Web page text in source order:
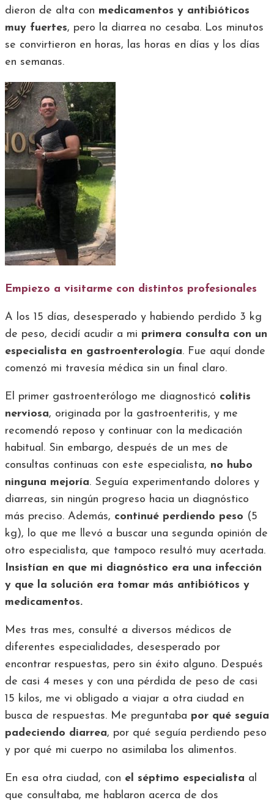
dieron de alta con medicamentos y antibióticos
muy fuertes, pero la diarrea no cesaba. Los minutos
se convirtieron en horas, las horas en días y los días
en semanas.
Empiezo a visitarme con distintos profesionales
A los 15 días, desesperado y habiendo perdido 3 kg
de peso, decidí acudir a mi primera consulta con un
especialista en gastroenterología. Fue aquí donde
comenzó mi travesía médica sin un final claro.
El primer gastroenterólogo me diagnosticó colitis
nerviosa, originada por la gastroenteritis, y me
recomendó reposo y continuar con la medicación
habitual. Sin embargo, después de un mes de
consultas continuas con este especialista, no hubo
ninguna mejoría. Seguía experimentando dolores y
diarreas, sin ningún progreso hacia un diagnóstico
más preciso. Además, continué perdiendo peso (5
kg), lo que me llevó a buscar una segunda opinión de
otro especialista, que tampoco resultó muy acertada.
Insistían en que mi diagnóstico era una infección
y que la solución era tomar más antibióticos y
medicamentos.
Mes tras mes, consulté a diversos médicos de
diferentes especialidades, desesperado por
encontrar respuestas, pero sin éxito alguno. Después
de casi 4 meses y con una pérdida de peso de casi
15 kilos, me vi obligado a viajar a otra ciudad en
busca de respuestas. Me preguntaba por qué seguía
padeciendo diarrea, por qué seguía perdiendo peso
y por qué mi cuerpo no asimilaba los alimentos.
En esa otra ciudad, con el séptimo especialista al
que consultaba, me hablaron acerca de dos